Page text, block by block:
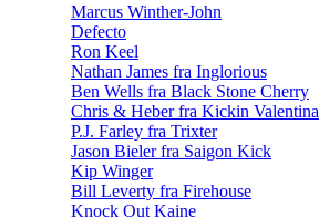
Marcus Winther-John
Defecto
Ron Keel
Nathan James fra Inglorious
Ben Wells fra Black Stone Cherry
Chris & Heber fra Kickin Valentina
P.J. Farley fra Trixter
Jason Bieler fra Saigon Kick
Kip Winger
Bill Leverty fra Firehouse
Knock Out Kaine